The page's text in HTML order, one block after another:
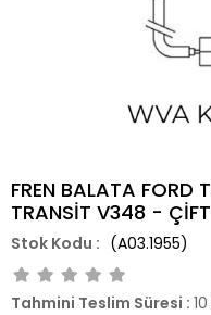
FREN BALATA
TRANSİT V348 -
(A03.1955)
Tahmini Teslim Süresi :